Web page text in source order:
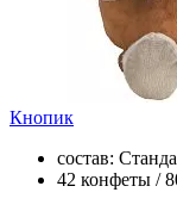
Кнопик
состав:
42 конфеты /